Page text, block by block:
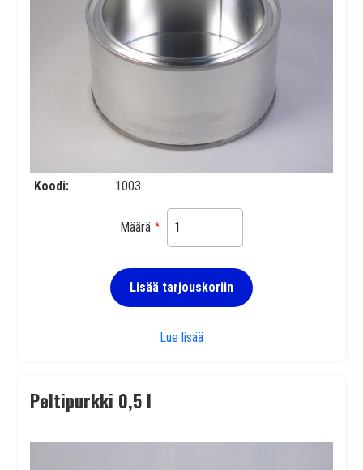
Koodi 1003
Määrä
Lisää tarjouskoriin
Lue lisääPeltipurkki 0,3 l
Peltipurkki 0,5 l